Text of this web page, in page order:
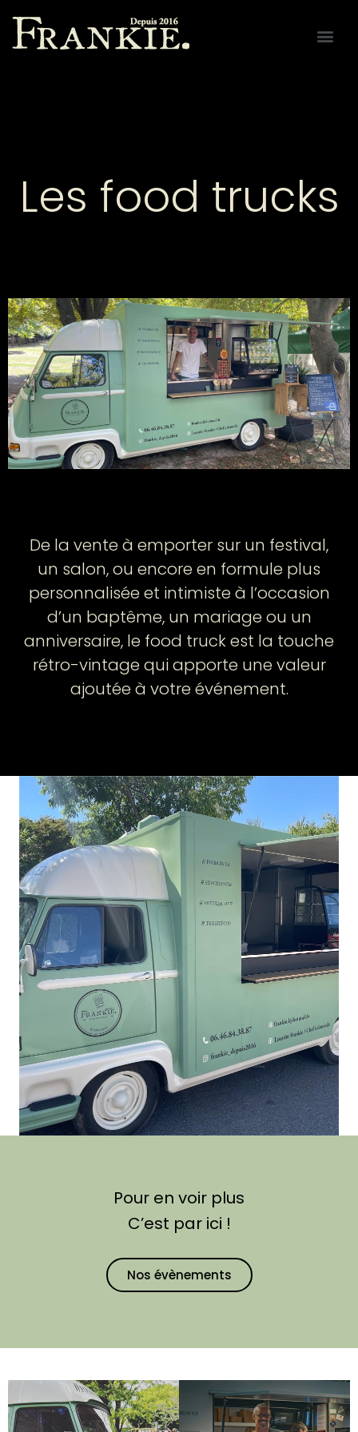
Les food trucks
De la vente à emporter sur un festival,
un salon, ou encore en formule plus
personnalisée et intimiste à l’occasion
d’un baptême, un mariage ou un
anniversaire, le food truck est la touche
rétro-vintage qui apporte une valeur
ajoutée à votre événement.
Pour en voir plus
C’est par ici !
Nos évènements